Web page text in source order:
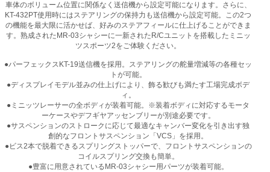
車体のボリューム位置に関係なく送信機から設定可能になります。さらに、
KT-432PT使用時にはステアリングの保持力も送信機から設定可能。この2つ
の機能を最大限に活かせば、好みのステアフィールに仕上げることができま
す。熟成されたMR-03シャシーに一新されたR/Cユニットを搭載したミニッ
ツスポーツ2をご体験ください。
●パーフェックスKT-19送信機を採用。ステアリングの舵量増減等の各種セッ
トが可能。
●ディスプレイモデル並みの仕上げにより、飾る歓びも満たす工場完成ボデ
ィ。
●ミニッツレーサーの全ボディが装着可能。※装着ボディに対応するモータ
ーケースやデフギヤアッセンブリーが別途必要です。
●サスペンションのストロークに応じて最適なキャンバー変化を引き出す独
創的なフロントサスペンション「VCS」を採用。
●ビス2本で脱着できるスプリングストッパーで、フロントサスペンションの
コイルスプリング交換も簡単。
●豊富に用意されているMR-03シャシー用パーツが装着可能。